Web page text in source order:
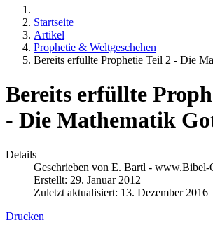
Startseite
Artikel
Prophetie & Weltgeschehen
Bereits erfüllte Prophetie Teil 2 - Die
Bereits erfüllte
- Die Mathematik
Details
Geschrieben von E. Bartl - www.Bibel-
Erstellt: 29. Januar 2012
Zuletzt aktualisiert: 13. Dezember 2016
Drucken